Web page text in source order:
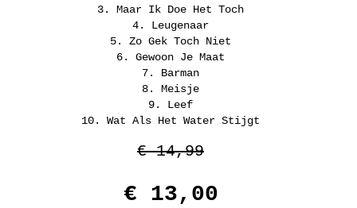
3. Maar Ik Doe Het Toch
4. Leugenaar
5. Zo Gek Toch Niet
6. Gewoon Je Maat
7. Barman
8. Meisje
9. Leef
10. Wat Als Het Water Stijgt
€ 14,99
€ 13,00